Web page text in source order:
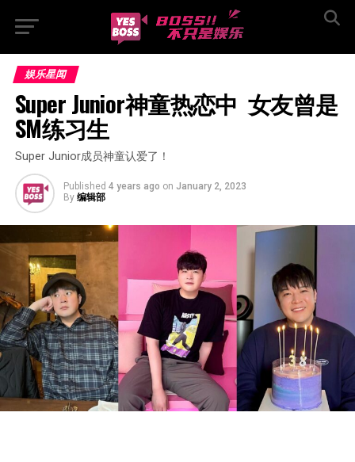
娱乐星闻
Super Junior神童热恋中  女友曾是
SM练习生
Super Junior成员神童认爱了！
Published 4 years ago on January 2, 2023
By 编辑部